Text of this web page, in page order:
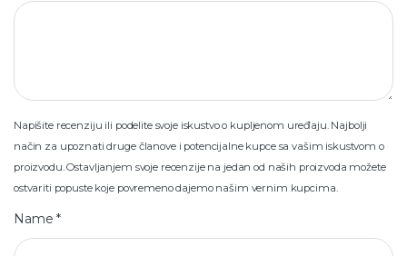
Napišite recenziju ili podelite svoje iskustvo o kupljenom uređaju. Najbolji
način za upoznati druge članove i potencijalne kupce sa vašim iskustvom o
proizvodu. Ostavljanjem svoje recenzije na jedan od naših proizvoda možete
ostvariti popuste koje povremeno dajemo našim vernim kupcima.
Name*